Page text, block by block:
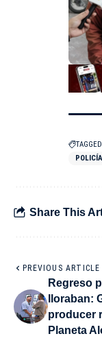
Share This
PREVIOUS ARTICLE
Regreso
lloraban:
producer
Planeta